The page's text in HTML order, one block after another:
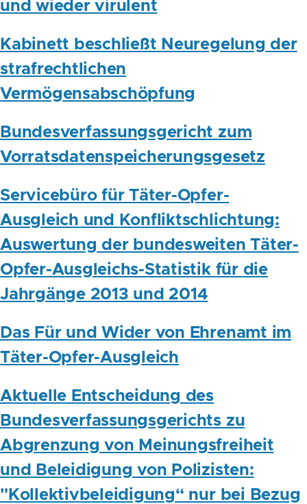
und wieder virulent
Kabinett beschließt Neuregelung der
strafrechtlichen
Vermögensabschöpfung
Bundesverfassungsgericht zum
Vorratsdatenspeicherungsgesetz
Servicebüro für Täter-Opfer-
Ausgleich und Konfliktschlichtung:
Auswertung der bundesweiten Täter-
Opfer-Ausgleichs-Statistik für die
Jahrgänge 2013 und 2014
Das Für und Wider von Ehrenamt im
Täter-Opfer-Ausgleich
Aktuelle Entscheidung des
Bundesverfassungsgerichts zu
Abgrenzung von Meinungsfreiheit
und Beleidigung von Polizisten:
"Kollektivbeleidigung“ nur bei Bezug